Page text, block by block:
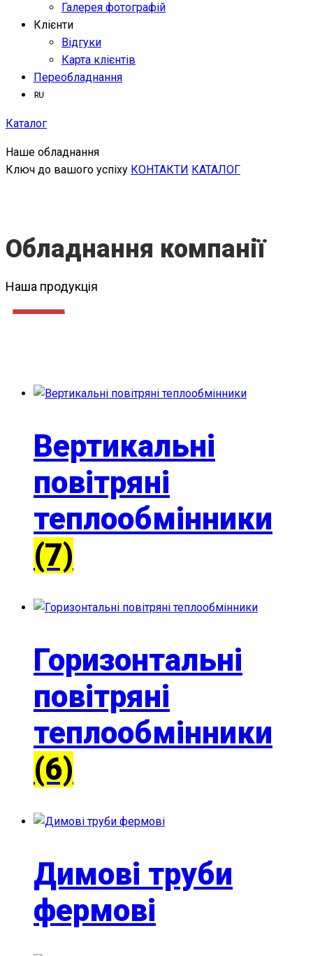
Галерея фотографій
Клієнти
Відгуки
Карта клієнтів
Переобладнання
Каталог
Наше обладнання
Ключ до вашого успіху КОНТАКТИ КАТАЛОГ
Обладнання компанії
Наша продукція
Вертикальні
повітряні
теплообмінники
(7)
Горизонтальні
повітряні
теплообмінники
(6)
Димові труби
фермові